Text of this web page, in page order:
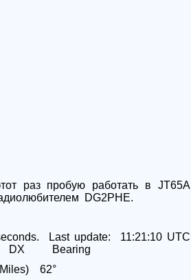
раз пробую работать в JT65A
DG2PHE.
Last update:
11:21:10 UTC
DX
Bearing
62°